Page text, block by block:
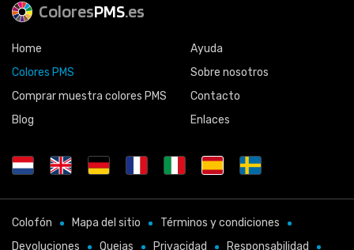
ColoresPMS.es
Home
Colores PMS
Comprar muestra colores PMS
Blog
Ayuda
Sobre nosotros
Contacto
Enlaces
Colofón Mapa del sitio
Términos y condiciones
Devoluciones
Quejas Privacidad Responsabilidad